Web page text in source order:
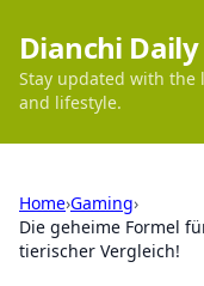
Dianchi
Stay updated with the
and lifestyle.
Home›Gaming›
Die geheime Formel
tierischer Vergleich!